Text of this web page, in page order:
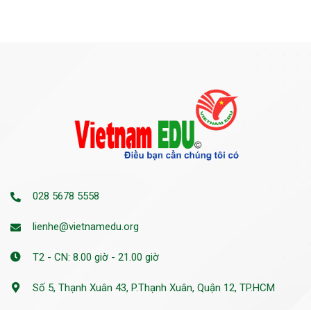
028 5678 5558
lienhe@vietnamedu.org
T2 - CN: 8.00 giờ - 21.00 giờ
Số 5, Thạnh Xuân 43, P.Thạnh Xuân, Quận 12, TP.HCM